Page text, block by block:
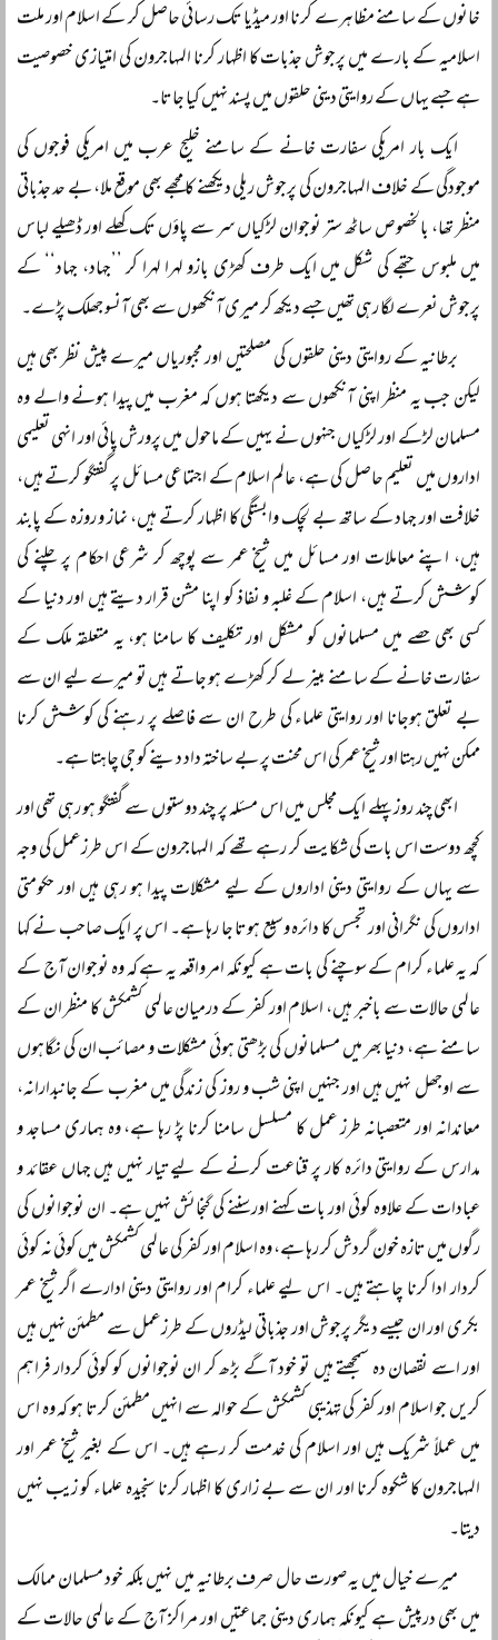
خانوں کے سامنے مظاہرے کرنا اور میڈیا تک رسائی حاصل کر کے اسلام اور ملت
اسلامیہ کے بارے میں پرجوش جذبات کا اظہار کرنا المہاجرون کی امتیازی خصوصیت
ہے جسے یہاں کے روایتی دینی حلقوں میں پسند نہیں کیا جاتا۔
ایک بار امریکی سفارت خانے کے سامنے خلیج عرب میں امریکی فوجوں کی
موجودگی کے خلاف المہاجرون کی پرجوش ریلی دیکھنے کا مجھے بھی موقع ملا، بے حد جذباتی
منظر تھا، بالخصوص ساٹھ ستر نوجوان لڑکیاں سر سے پاؤں تک کھلے اور ڈھیلے لباس
میں ملبوس جتھے کی شکل میں ایک طرف کھڑی بازو لہرا لہرا کر ’’جہاد، جہاد‘‘ کے
پرجوش نعرے لگا رہی تھیں جسے دیکھ کر میری آنکھوں سے بھی آنسو جھلک پڑے۔
برطانیہ کے روایتی دینی حلقوں کی مصلحتیں اور مجبوریاں میرے پیش نظر بھی ہیں
لیکن جب یہ منظر اپنی آنکھوں سے دیکھتا ہوں کہ مغرب میں پیدا ہونے والے وہ
مسلمان لڑکے اور لڑکیاں جنہوں نے یہیں کے ماحول میں پرورش پائی اور انہی تعلیمی
اداروں میں تعلیم حاصل کی ہے، عالم اسلام کے اجتماعی مسائل پر گفتگو کرتے ہیں،
خلافت اور جہاد کے ساتھ بے لچک وابستگی کا اظہار کرتے ہیں، نماز و روزہ کے پابند
ہیں، اپنے معاملات اور مسائل میں شیخ عمر سے پوچھ کر شرعی احکام پر چلنے کی
کوشش کرتے ہیں، اسلام کے غلبہ و نفاذ کو اپنا مشن قرار دیتے ہیں اور دنیا کے
کسی بھی حصے میں مسلمانوں کو مشکل اور تکلیف کا سامنا ہو، یہ متعلقہ ملک کے
سفارت خانے کے سامنے بینر لے کر کھڑے ہو جاتے ہیں تو میرے لیے ان سے
بے تعلق ہوجانا اور روایتی علماء کی طرح ان سے فاصلے پر رہنے کی کوشش کرنا
ممکن نہیں رہتا اور شیخ عمر کی اس محنت پر بے ساختہ داد دینے کو جی چاہتا ہے۔
ابھی چند روز پہلے ایک مجلس میں اس مسئلہ پر چند دوستوں سے گفتگو ہو رہی تھی اور
کچھ دوست اس بات کی شکایت کر رہے تھے کہ المہاجرون کے اس طرزعمل کی وجہ
سے یہاں کے روایتی دینی اداروں کے لیے مشکلات پیدا ہو رہی ہیں اور حکومتی
اداروں کی نگرانی اور تجسس کا دائرہ وسیع ہوتا جا رہا ہے۔ اس پر ایک صاحب نے کہا
کہ یہ علماء کرام کے سوچنے کی بات ہے کیونکہ امر واقعہ یہ ہے کہ وہ نوجوان آج کے
عالمی حالات سے باخبر ہیں، اسلام اور کفر کے درمیان عالمی کشمکش کا منظر ان کے
سامنے ہے، دنیا بھر میں مسلمانوں کی بڑھتی ہوئی مشکلات و مصائب ان کی نگاہوں
سے اوجھل نہیں ہیں اور جنہیں اپنی شب و روز کی زندگی میں مغرب کے جانبدارانہ،
معاندانہ اور متعصبانہ طرز عمل کا مسلسل سامنا کرنا پڑ رہا ہے، وہ ہماری مساجد و
مدارس کے روایتی دائرہ کار پر قناعت کرنے کے لیے تیار نہیں ہیں جہاں عقائد و
عبادات کے علاوہ کوئی اور بات کہنے اور سننے کی گنجائش نہیں ہے۔ ان نوجوانوں کی
رگوں میں تازہ خون گردش کر رہا ہے، وہ اسلام اور کفر کی عالمی کشمکش میں کوئی نہ کوئی
کردار ادا کرنا چاہتے ہیں۔ اس لیے علماء کرام اور روایتی دینی ادارے اگر شیخ عمر
بکری اور ان جیسے دیگر پرجوش اور جذباتی لیڈروں کے طرزعمل سے مطمئن نہیں ہیں
اور اسے نقصان دہ سمجھتے ہیں تو خود آگے بڑھ کر ان نوجوانوں کو کوئی کردار فراہم
کریں جو اسلام اور کفر کی تہذیبی کشمکش کے حوالہ سے انہیں مطمئن کرتا ہو کہ وہ اس
میں عملاً شریک ہیں اور اسلام کی خدمت کر رہے ہیں۔ اس کے بغیر شیخ عمر اور
المہاجرون کا شکوہ کرنا اور ان سے بے زاری کا اظہار کرنا سنجیدہ علماء کو زیب نہیں
دیتا۔
میرے خیال میں یہ صورت حال صرف برطانیہ میں نہیں بلکہ خود مسلمان ممالک
میں بھی درپیش ہے کیونکہ ہماری دینی جماعتیں اور مراکز آج کے عالمی حالات کے